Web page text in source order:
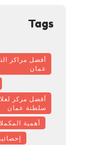
Tags
أفضل مراكز
عمان
أفضل مركز
سلطنة عمان
أهمية